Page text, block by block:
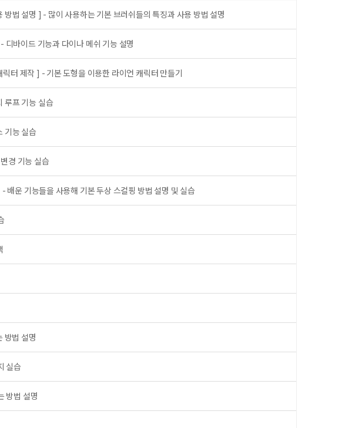
방법 설명 ] - 많이 사용하는 기본 브러쉬들의 특징과 사용 방법 설명
디바이드 기능과 다이나 메쉬 기능 설명
터 제작 ] - 기본 도형을 이용한 라이언 캐릭터 만들기
루프 기능 실습
기능 실습
경 기능 실습
배운 기능들을 사용해 기본 두상 스컬핑 방법 설명 및 실습
방법 설명
실습
방법 설명